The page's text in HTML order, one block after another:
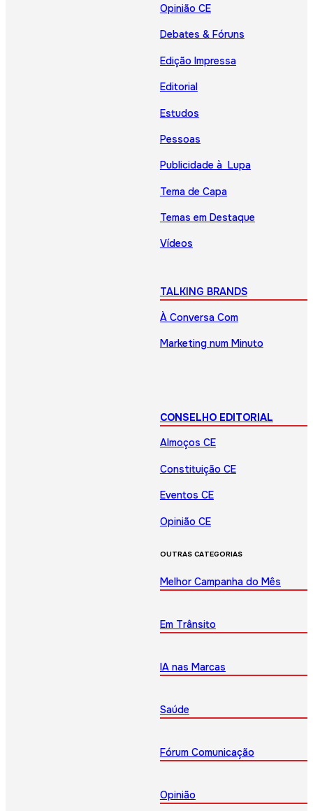
Opinião CE
Debates & Fóruns
Edição Impressa
Editorial
Estudos
Pessoas
Publicidade à Lupa
Tema de Capa
Temas em Destaque
Vídeos
TALKING BRANDS
À Conversa Com
Marketing num Minuto
CONSELHO EDITORIAL
Almoços CE
Constituição CE
Eventos CE
Opinião CE
OUTRAS CATEGORIAS
Melhor Campanha do Mês
Em Trânsito
IA nas Marcas
Saúde
Fórum Comunicação
Opinião